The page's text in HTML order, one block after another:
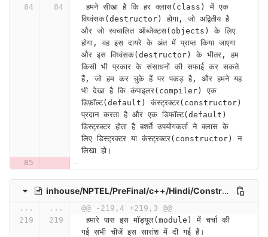
हमने सीखा है कि हर क्लास(class) में एक
विध्वंसक(destructor) होगा, जो अद्वितीय है
और जो स्वचालित ऑब्जेक्टस(objects) के लिए
होगा, वह इस दायरे के अंत में प्राप्त किया जाएगा
और इस विध्वंसक(destructor) के भीतर, हम
किसी भी प्रकार के संसाधनों की सफाई कर सकते
हैं, जो हम कर चुके हैं पर पकड़ है, और हमने यह
भी देखा है कि कंपाइलर(compiler) एक
डिफ़ॉल्ट(default) कंस्ट्रक्टर(constructor)
प्रदान करता है और एक डिफॉल्ट(default)
डिस्ट्रक्टर होता है बशर्ते उपयोगकर्ता ने क्लास के
लिए डिस्ट्रक्टर या कंस्ट्रक्टर(constructor) न
लिखा हो।
inhouse/NPTEL/PreFinal/c++/Hindi/Constructors, Destructors and Object Lifetime (Contd.) (Lecture 25)-45uo_2It9dw
... ...
@@ -219,4 +219,3 @@
हमारे पास इस मॉड्यूल(module) में चर्चा की
गई सभी चीजें इस सारांश में दी गई हैं।